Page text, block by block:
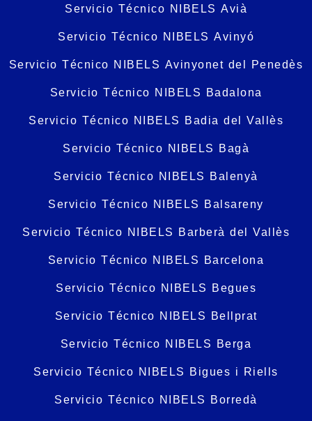
Servicio Técnico NIBELS Avià
Servicio Técnico NIBELS Avinyó
Servicio Técnico NIBELS Avinyonet del Penedès
Servicio Técnico NIBELS Badalona
Servicio Técnico NIBELS Badia del Vallès
Servicio Técnico NIBELS Bagà
Servicio Técnico NIBELS Balenyà
Servicio Técnico NIBELS Balsareny
Servicio Técnico NIBELS Barberà del Vallès
Servicio Técnico NIBELS Barcelona
Servicio Técnico NIBELS Begues
Servicio Técnico NIBELS Bellprat
Servicio Técnico NIBELS Berga
Servicio Técnico NIBELS Bigues i Riells
Servicio Técnico NIBELS Borredà